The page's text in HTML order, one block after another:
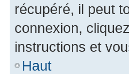
récupéré, il peut
connexion,
instructions et
Haut